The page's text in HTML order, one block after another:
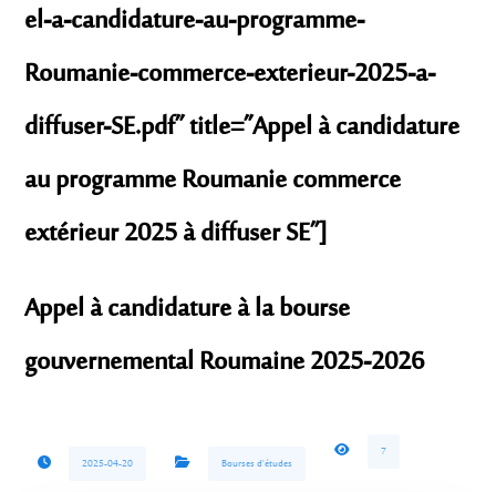
el-a-candidature-au-programme-
Roumanie-commerce-exterieur-2025-a-
diffuser-SE.pdf” title=”Appel à candidature
au programme Roumanie commerce
extérieur 2025 à diffuser SE”]
Appel à candidature à la bourse
gouvernemental Roumaine 2025-2026
2025-04-20 Bourses d'études
7